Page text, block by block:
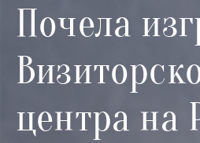
Општинска
управа
Актуелности
Горњи
Почела
центра на